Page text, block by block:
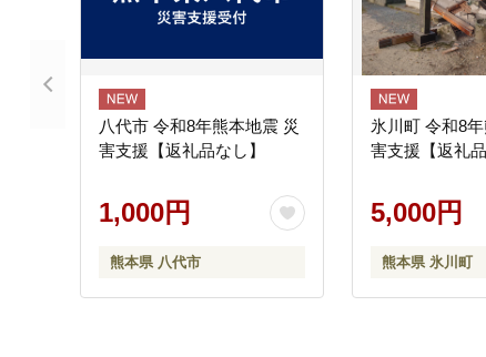
八代市 令和8年熊本地震 災
害支援【返礼品なし】
1,000円
熊本県 八代市
氷川町 令和8
害支援【返礼品
5,000円
熊本県 氷川町